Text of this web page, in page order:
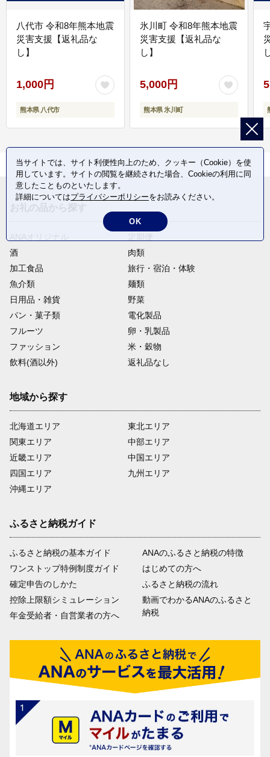
八代市 令和8年熊本地震
災害支援【返礼品な
し】
1,000円
熊本県 八代市
氷川町 令和8年熊本地震
災害支援【返礼品な
し】
5,000円
熊本県 氷川町
酒
肉類
加工食品
旅行・宿泊・体験
魚介類
麺類
日用品・雑貨
野菜
パン・菓子類
電化製品
フルーツ
卵・乳製品
ファッション
米・穀物
飲料(酒以外)
返礼品なし
地域から探す
北海道エリア
関東エリア
近畿エリア
四国エリア
沖縄エリア
東北エリア
中部エリア
中国エリア
九州エリア
ふるさと納税ガイド
ふるさと納税の基本ガイド
ワンストップ特例制度ガイド
確定申告のしかた
控除上限額シミュレーション
年金受給者・自営業者の方へ
ANAのふるさと納税の特徴
はじめての方へ
ふるさと納税の流れ
動画でわかるANAのふるさと
納税
当サイトでは、サイト利便性向上のため、クッキー（Cookie）を使
用しています。サイトの閲覧を継続された場合、Cookieの利用に同
意したことものといたします。
詳細についてはプライバシーポリシーをお読みください。
OK